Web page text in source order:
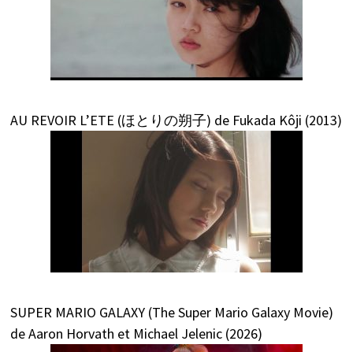
AU REVOIR L’ETE (ほとりの朔子) de Fukada Kôji (2013)
SUPER MARIO GALAXY (The Super Mario Galaxy Movie)
de Aaron Horvath et Michael Jelenic (2026)